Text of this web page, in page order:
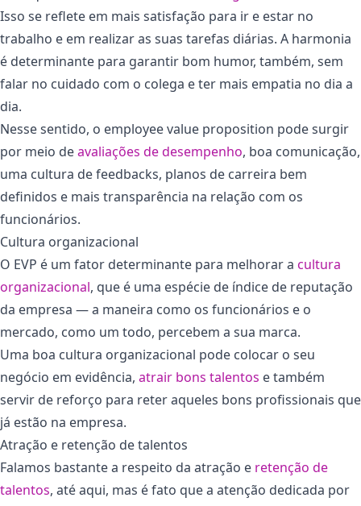
Isso se reflete em mais satisfação para ir e estar no
trabalho e em realizar as suas tarefas diárias. A harmonia
é determinante para garantir bom humor, também, sem
falar no cuidado com o colega e ter mais empatia no dia a
dia.
Nesse sentido, o employee value proposition pode surgir
por meio deavaliações de desempenho, boa comunicação,
uma cultura de feedbacks, planos de carreira bem
definidos e mais transparência na relação com os
funcionários.
Cultura organizacional
O EVP é um fator determinante para melhorar a cultura
organizacional, que é uma espécie de índice de reputação
da empresa — a maneira como os funcionários e o
mercado, como um todo, percebem a sua marca.
Uma boa cultura organizacional pode colocar o seu
negócio em evidência, atrair bons talentos e também
servir de reforço para reter aqueles bons profissionais que
já estão na empresa.
Atração e retenção de talentos
Falamos bastante a respeito da atração e retenção de
talentos, até aqui, mas é fato que a atenção dedicada por